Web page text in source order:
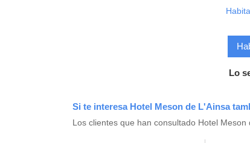
Lo
Si te interesa Hotel Meson de L'Ainsa
Los clientes que han consultado Hotel